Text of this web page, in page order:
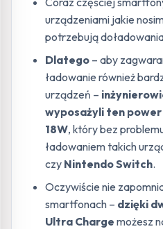
urządzeniami jakie
potrzebują
Dlatego – aby
ładowanie również
urządzeń –
wyposażyli ten power
18W, który bez
ładowaniem takich
czy Nintendo Switch.
Oczywiście nie
smartfonach – dzięki
Ultra Charge możesz